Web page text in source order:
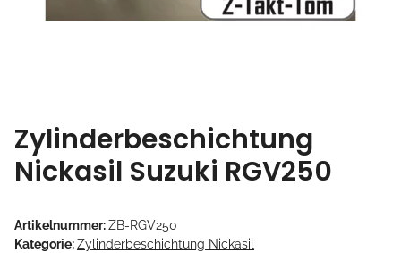
Zylinderbeschichtung
Nickasil Suzuki RGV250
Artikelnummer:ZB-RGV250
Kategorie:Zylinderbeschichtung Nickasil